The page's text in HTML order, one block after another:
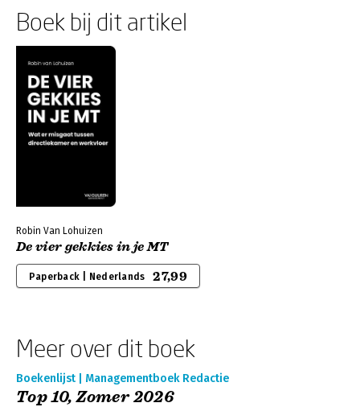
Boek bij dit artikel
Robin Van Lohuizen
De vier gekkies in je MT
Paperback | Nederlands 27,99
Meer over dit boek
Boekenlijst | Managementboek Redactie
Top 10, Zomer 2026